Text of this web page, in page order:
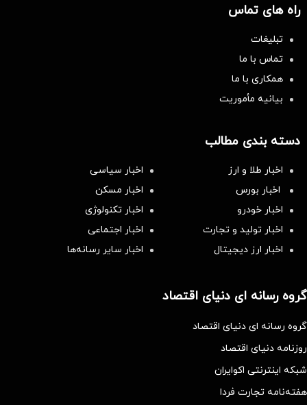
راه های تماس
تبلیغات
تماس با ما
همکاری با ما
بیانیه مأموریت
دسته بندی مطالب
اخبار طلا و ارز
اخبار سیاسی
اخبار بورس
اخبار مسکن
اخبار خودرو
اخبار تکنولوژی
اخبار تولید و تجارت
اخبار اجتماعی
اخبار ارز دیجیتال
اخبار سایر رسانه‌‌ها
گروه رسانه ای دنیای اقتصاد
گروه رسانه ای دنیای اقتصاد
روزنامه دنیای اقتصاد
شبکه اینترنتی اکوایران
هفته‌نامه تجارت فردا